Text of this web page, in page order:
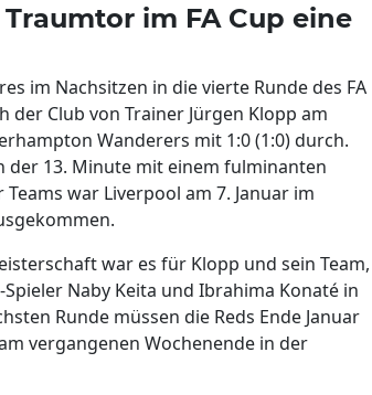
im FA Cup eine
im Nachsitzen in die vierte Runde des FA
der Club von Trainer Jürgen Klopp am
Wanderers mit 1:0 (1:0) durch.
der 13. Minute mit einem fulminanten
war Liverpool am 7. Januar im
war es für Klopp und sein Team,
Naby Keita und Ibrahima Konaté in
Runde müssen die Reds Ende Januar
vergangenen Wochenende in der